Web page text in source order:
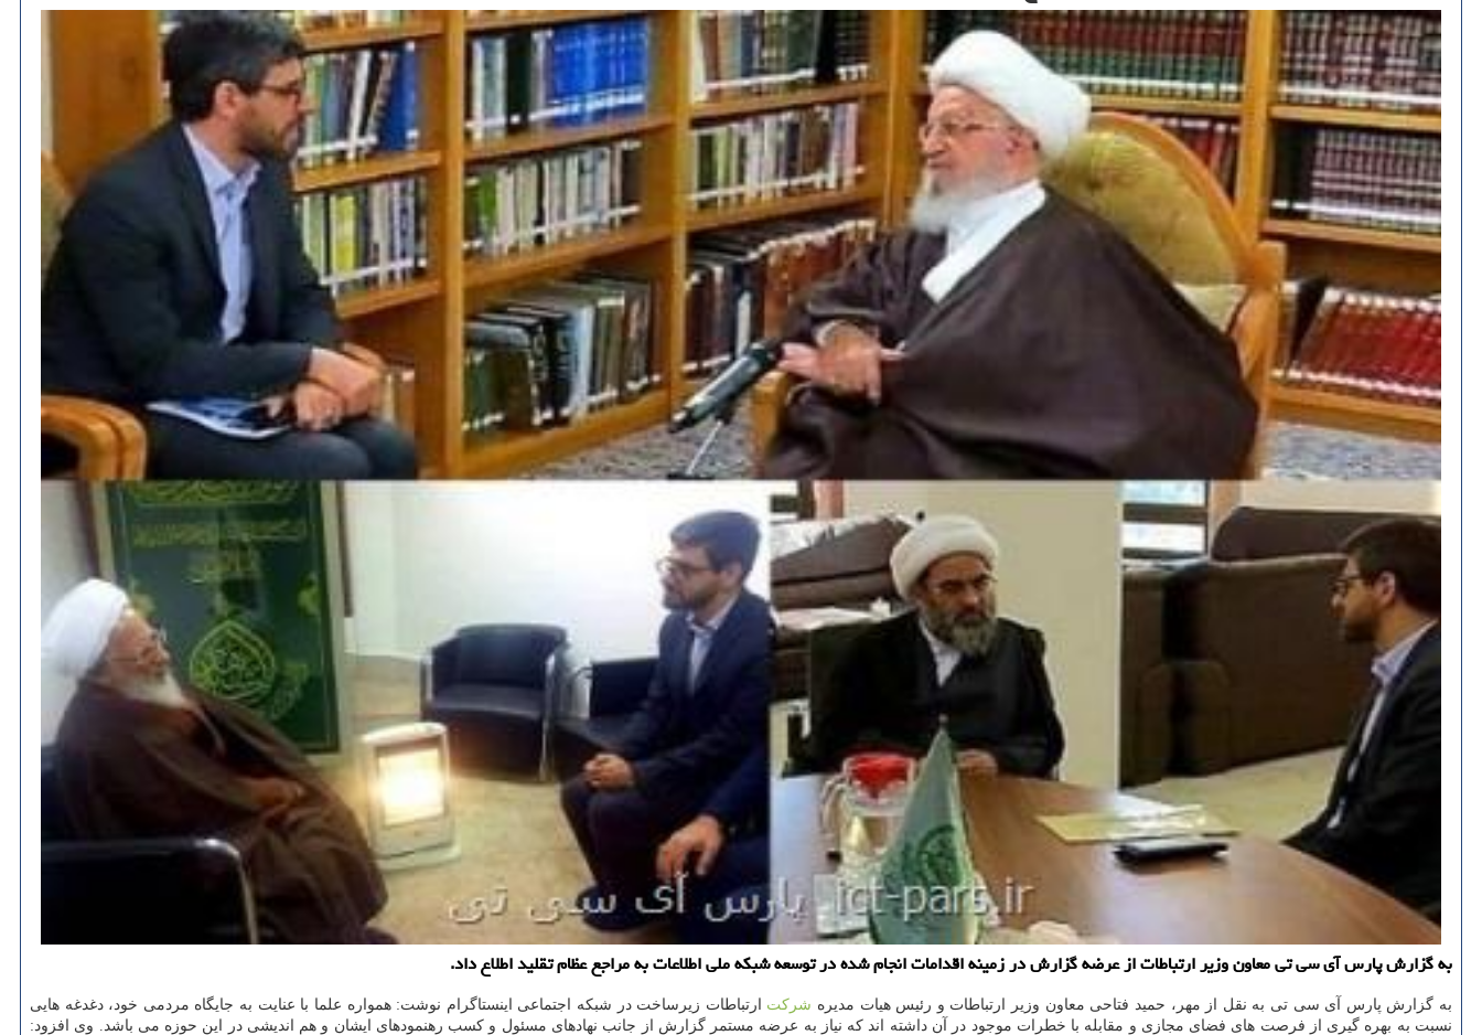
به گزارش پارس آی سی تی معاون وزیر ارتباطات از عرضه گزارش در زمینه اقدامات انجام شده در توسعه شبكه ملی اطلاعات به مراجع عظام تقلید اطلاع داد.
به گزارش پارس آی سی تی به نقل از مهر، حمید فتاحی معاون وزیر ارتباطات و رئیس هیات مدیره شركت ارتباطات زیرساخت در شبكه اجتماعی اینستاگرام نوشت: همواره علما با عنایت به جایگاه مردمی خود، دغدغه هایی
نسبت به بهره گیری از فرصت های فضای مجازی و مقابله با خطرات موجود در آن داشته اند كه نیاز به عرضه مستمر گزارش از جانب نهادهای مسئول و كسب رهنمودهای ایشان و هم اندیشی در این حوزه می باشد. وی افزود: